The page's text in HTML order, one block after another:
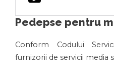
Pedepse pentru
Conform Codului
furnizorii de servicii media